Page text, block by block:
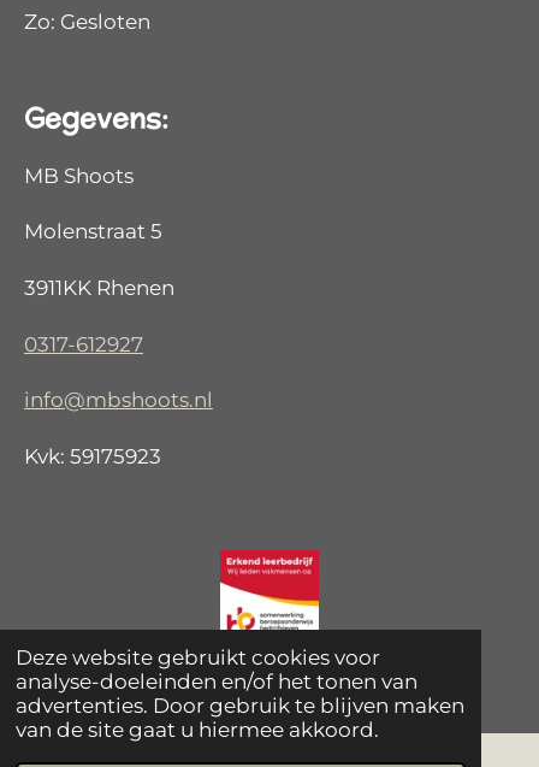
Deze website gebruikt cookies voor
analyse-doeleinden en/of het tonen van
advertenties. Door gebruik te blijven maken
van de site gaat u hiermee akkoord.
Zo: Gesloten
Gegevens:
MB Shoots
Molenstraat 5
3911KK Rhenen
0317-612927
info@mbshoots.nl
Kvk: 59175923
© 2021 - 2026 MB Shoots